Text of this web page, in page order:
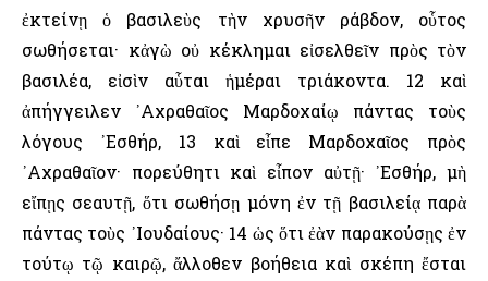
ἐκτείνῃ ὁ βασιλεὺς τὴν χρυσῆν ράβδον, οὗτος
σωθήσεται· κἀγὼ οὐ κέκλημαι εἰσελθεῖν πρὸς τὸν
βασιλέα, εἰσὶν αὗται ἡμέραι τριάκοντα. 12 καὶ
ἀπήγγειλεν ᾿Αχραθαῖος Μαρδοχαίῳ πάντας τοὺς
λόγους ᾿Εσθήρ, 13 καὶ εἶπε Μαρδοχαῖος πρὸς
᾿Αχραθαῖον· πορεύθητι καὶ εἶπον αὐτῇ· ᾿Εσθήρ, μὴ
εἴπῃς σεαυτῇ, ὅτι σωθήσῃ μόνη ἐν τῇ βασιλείᾳ παρὰ
πάντας τοὺς ᾿Ιουδαίους· 14 ὡς ὅτι ἐὰν παρακούσῃς ἐν
τούτῳ τῷ καιρῷ, ἄλλοθεν βοήθεια καὶ σκέπη ἔσται